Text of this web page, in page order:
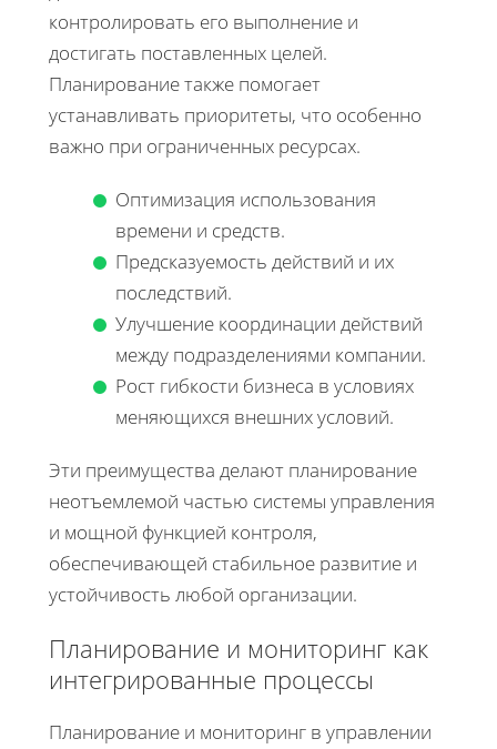
контролировать его выполнение и
достигать поставленных целей.
Планирование также помогает
устанавливать приоритеты, что особенно
важно при ограниченных ресурсах.
Оптимизация использования
времени и средств.
Предсказуемость действий и их
последствий.
Улучшение координации действий
между подразделениями компании.
Рост гибкости бизнеса в условиях
меняющихся внешних условий.
Эти преимущества делают планирование
неотъемлемой частью системы управления
и мощной функцией контроля,
обеспечивающей стабильное развитие и
устойчивость любой организации.
Планирование и мониторинг как
интегрированные процессы
Планирование и мониторинг в управлении